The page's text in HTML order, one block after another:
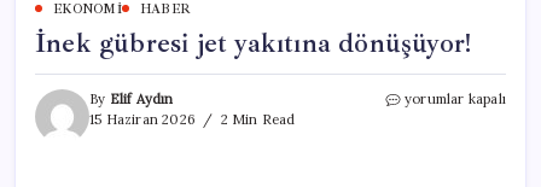
EKONOMI HABER
İnek gübresi jet yakıtına dönüşüyor!
By Elif Aydın
15 Haziran 2026
2 Min Read
İnek
yorumlar kapalı